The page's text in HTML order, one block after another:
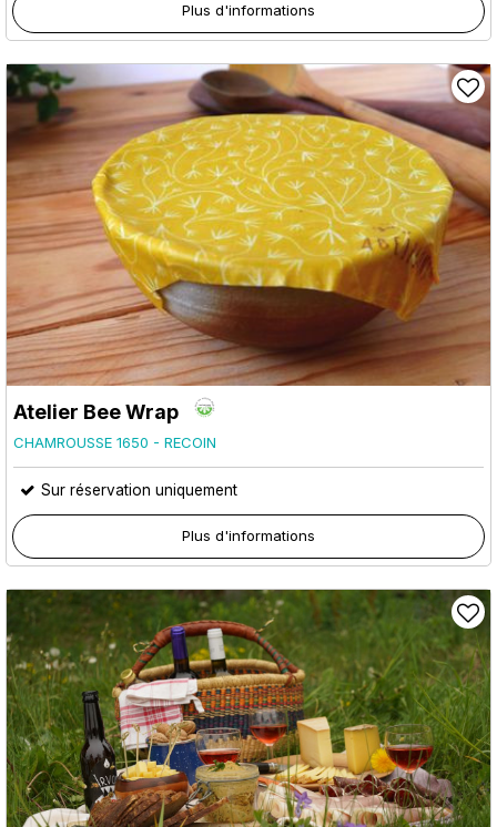
Plus d'informations
Atelier Bee Wrap
CHAMROUSSE 1650 - RECOIN
Sur réservation uniquement
Plus d'informations